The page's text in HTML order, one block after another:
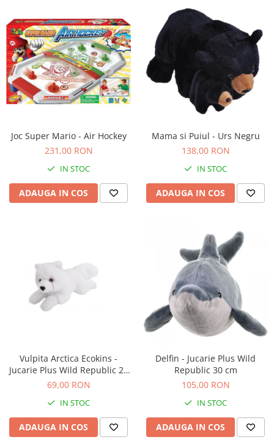
Joc Super Mario - Air Hockey
231,00 RON
IN STOC
ADAUGA IN COS
Mama si Puiul - Urs Negru
138,00 RON
IN STOC
ADAUGA IN COS
Vulpita Arctica Ecokins -
Jucarie Plus Wild Republic 20
cm
69,00 RON
IN STOC
ADAUGA IN COS
Delfin - Jucarie Plus Wild
Republic 30 cm
105,00 RON
IN STOC
ADAUGA IN COS